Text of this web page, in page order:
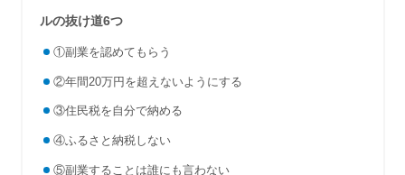
ルの抜け道6つ
①副業を認めてもらう
②年間20万円を超えないようにする
③住民税を自分で納める
④ふるさと納税しない
⑤副業することは誰にも言わない